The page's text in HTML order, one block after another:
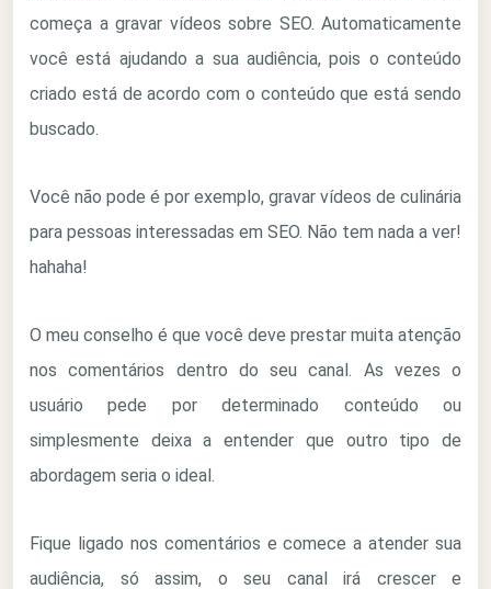
começa a gravar vídeos sobre SEO. Automaticamente
você está ajudando a sua audiência, pois o conteúdo
criado está de acordo com o conteúdo que está sendo
buscado.
Você não pode é por exemplo, gravar vídeos de culinária
para pessoas interessadas em SEO. Não tem nada a ver!
hahaha!
O meu conselho é que você deve prestar muita atenção
nos comentários dentro do seu canal. As vezes o
usuário pede por determinado conteúdo ou
simplesmente deixa a entender que outro tipo de
abordagem seria o ideal.
Fique ligado nos comentários e comece a atender sua
audiência, só assim, o seu canal irá crescer e